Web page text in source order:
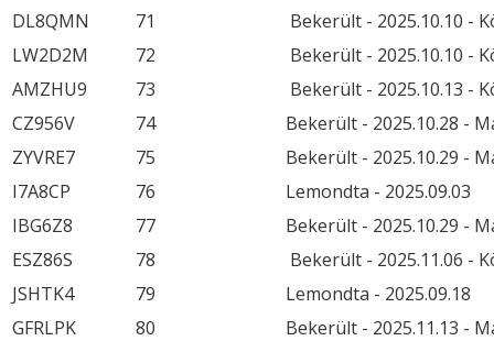
DL8QMN
71
Bekerült - 2025.10.10 -
LW2D2M
72
Bekerült - 2025.10.10 -
AMZHU9
73
Bekerült - 2025.10.13 -
CZ956V
74
Bekerült - 2025.10.28 -
ZYVRE7
75
Bekerült - 2025.10.29 -
I7A8CP
76
Lemondta - 2025.09.03
IBG6Z8
77
Bekerült - 2025.10.29 -
ESZ86S
78
Bekerült - 2025.11.06 -
JSHTK4
79
Lemondta - 2025.09.18
GFRLPK
80
Bekerült - 2025.11.13 -